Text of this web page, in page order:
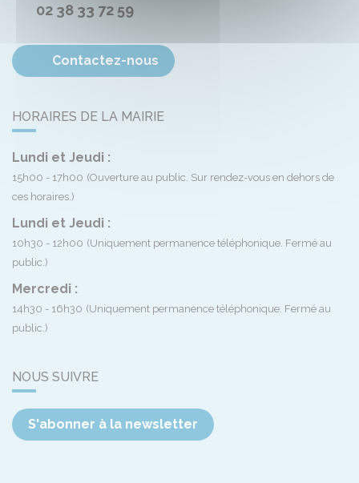
02 38 33 72 59
Contactez-nous
HORAIRES DE LA MAIRIE
Lundi et Jeudi :
15h00 - 17h00 (Ouverture au public. Sur rendez-vous en dehors de
ces horaires.)
Lundi et Jeudi :
10h30 - 12h00 (Uniquement permanence téléphonique. Fermé au
public.)
Mercredi :
14h30 - 16h30 (Uniquement permanence téléphonique. Fermé au
public.)
NOUS SUIVRE
S'abonner à la newsletter